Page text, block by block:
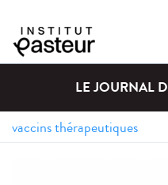
LE JOURNAL